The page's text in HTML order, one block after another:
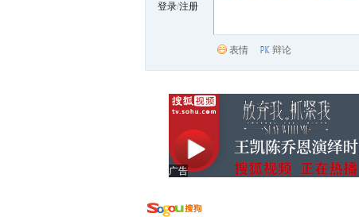
登录/注册
表情 辩论
广告